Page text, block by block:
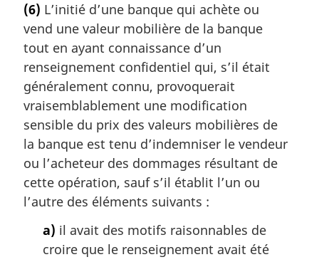
t
e
m
a
g
i
n
a
e
:
(6) L’initié d’une banque qui achète ou
vend une valeur mobilière de la banque
tout en ayant connaissance d’un
renseignement confidentiel qui, s’il était
généralement connu, provoquerait
vraisemblablement une modification
sensible du prix des valeurs mobilières de
la banque est tenu d’indemniser le vendeur
ou l’acheteur des dommages résultant de
cette opération, sauf s’il établit l’un ou
l’autre des éléments suivants :
a) il avait des motifs raisonnables de
croire que le renseignement avait été